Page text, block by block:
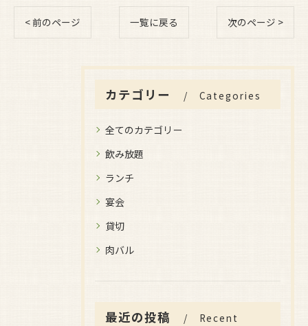
< 前のページ 一覧に戻る 次のページ >
カテゴリー Categories
全てのカテゴリー
飲み放題
ランチ
宴会
貸切
肉バル
最近の投稿
Recent